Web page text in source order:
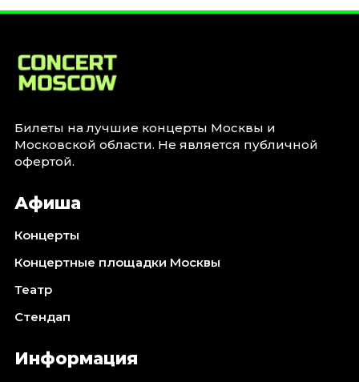
Август 2026
Сентябрь 2026
Ноябрь 2026
Декабрь 2026
Август 2026
Декабрь 2026
Январь 2027
Экскурсии
Октябрь 2026
Билеты на лучшие концерты Москвы и
Московской области. Не является публичной
офертой.
Афиша
Концерты
Концертные площадки Москвы
Театр
Стендап
Информация